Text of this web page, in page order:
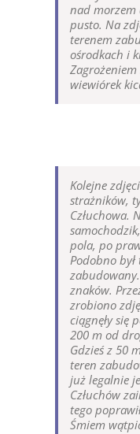
nad morzem
pusto. Na
terenem
ośrodkach i
wiewiórek
Kolejne
strażników,
Człuchowa.
pola, po
Podobno był
znaków.
zrobiono
ciągnęły się
200 m od
Gdzieś z 50
teren
już legalnie
Człuchów
tego
Śmiem